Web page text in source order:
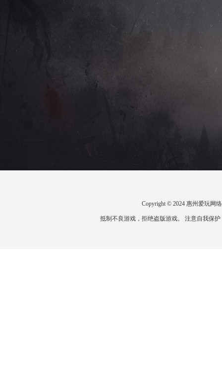
Copyright © 2024 惠州爱玩网
抵制不良游戏，拒绝盗版游戏。 注意自我保